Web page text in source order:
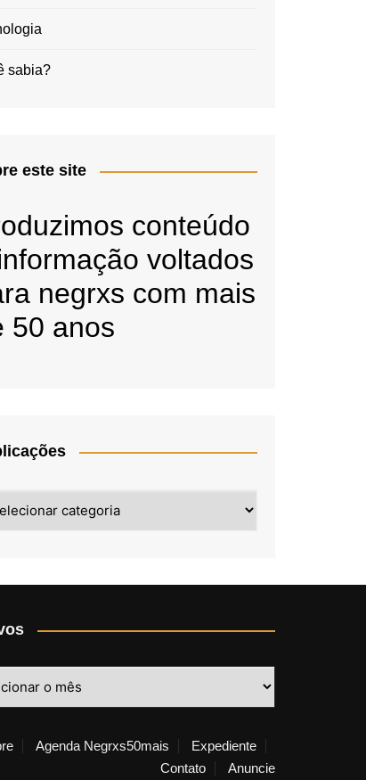
sabia?
este site
conteúdo
voltados
negrxs com mais
50 anos
Agenda Negrxs50mais
Expediente
Contato
Anuncie